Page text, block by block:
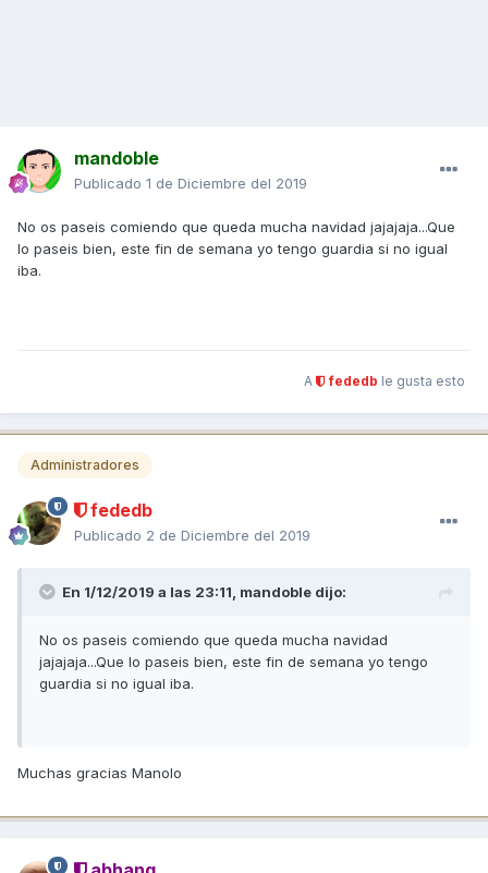
mandoble
Publicado 1 de Diciembre del 2019
No os paseis comiendo que queda mucha navidad jajajaja...Que
lo paseis bien, este fin de semana yo tengo guardia si no igual
iba.
A fededb le gusta esto
Administradores
fededb
Publicado 2 de Diciembre del 2019
En 1/12/2019 a las 23:11, mandoble dijo:
No os paseis comiendo que queda mucha navidad
jajajaja...Que lo paseis bien, este fin de semana yo tengo
guardia si no igual iba.
Muchas gracias Manolo